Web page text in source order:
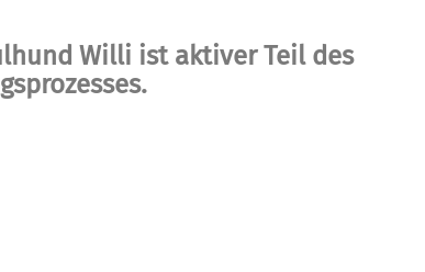
Willi ist aktiver Teil des